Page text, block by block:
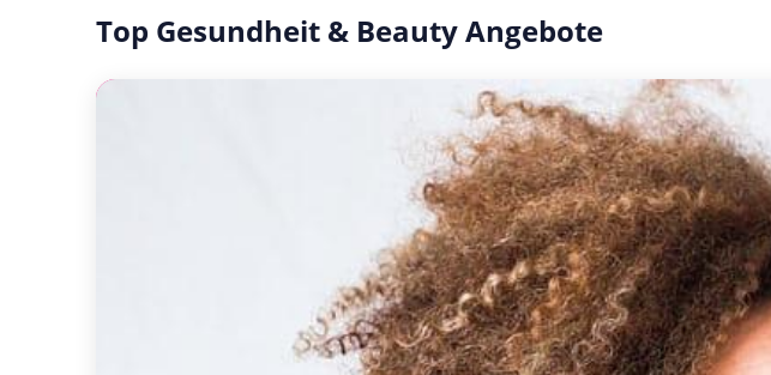
Top Gesundheit & Beauty Angebote